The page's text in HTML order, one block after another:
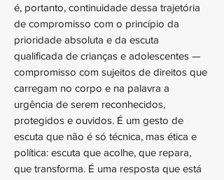
é, portanto, continuidade dessa trajetória
de compromisso com o princípio da
prioridade absoluta e da escuta
qualificada de crianças e adolescentes —
compromisso com sujeitos de direitos que
carregam no corpo e na palavra a
urgência de serem reconhecidos,
protegidos e ouvidos. É um gesto de
escuta que não é só técnica, mas ética e
política: escuta que acolhe, que repara,
que transforma. É uma resposta que está